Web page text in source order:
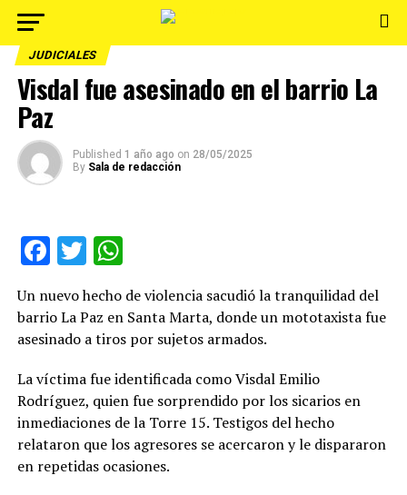
JUDICIALES
Visdal fue asesinado en el barrio La
Paz
Published 1 año ago on 28/05/2025
By Sala de redacción
Facebook
TwitterWhatsApp
Un nuevo hecho de violencia sacudió la tranquilidad del
barrio La Paz en Santa Marta, donde un mototaxista fue
asesinado a tiros por sujetos armados.
La víctima fue identificada como Visdal Emilio
Rodríguez, quien fue sorprendido por los sicarios en
inmediaciones de la Torre 15. Testigos del hecho
relataron que los agresores se acercaron y le dispararon
en repetidas ocasiones.